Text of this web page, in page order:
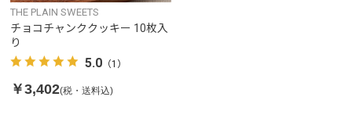
THE PLAIN SWEETS
チョコチャンククッキー 10枚入
り
5.0 （1）
￥3,402(税・送料込)